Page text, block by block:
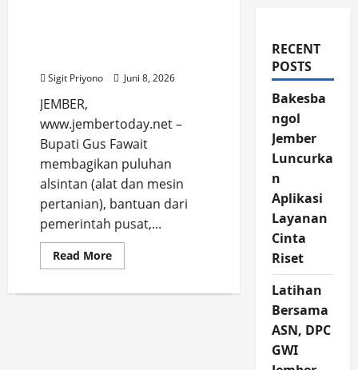
Sigit Priyono Juni 8, 2026
JEMBER,
www.jembertoday.net –
Bupati Gus Fawait
membagikan puluhan
alsintan (alat dan mesin
pertanian), bantuan dari
pemerintah pusat,...
Read MoreRead
more
Kemarau
RECENT
POSTS
Bakesba
ngol
Jember
Luncurka
n
Aplikasi
Layanan
Cinta
Riset
Latihan
Bersama
ASN, DPC
GWI